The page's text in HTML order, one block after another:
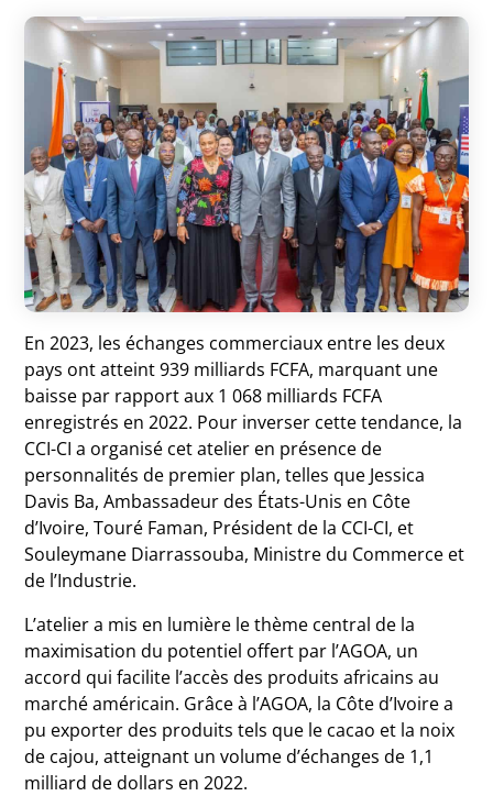
En 2023, les échanges commerciaux entre les deux
pays ont atteint 939 milliards FCFA, marquant une
baisse par rapport aux 1 068 milliards FCFA
enregistrés en 2022. Pour inverser cette tendance, la
CCI-CI a organisé cet atelier en présence de
personnalités de premier plan, telles que Jessica
Davis Ba, Ambassadeur des États-Unis en Côte
d’Ivoire, Touré Faman, Président de la CCI-CI, et
Souleymane Diarrassouba, Ministre du Commerce et
de l’Industrie.
L’atelier a mis en lumière le thème central de la
maximisation du potentiel offert par l’AGOA, un
accord qui facilite l’accès des produits africains au
marché américain. Grâce à l’AGOA, la Côte d’Ivoire a
pu exporter des produits tels que le cacao et la noix
de cajou, atteignant un volume d’échanges de 1,1
milliard de dollars en 2022.